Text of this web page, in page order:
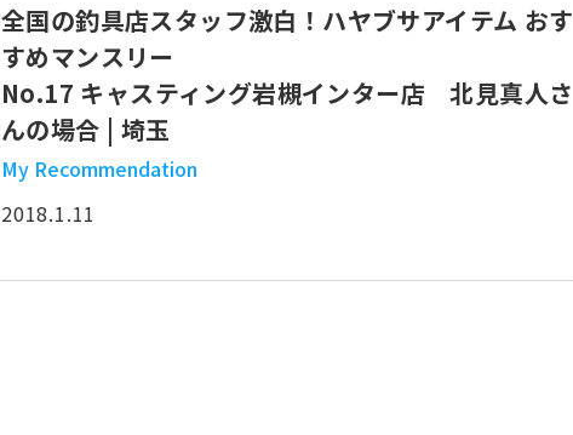
全国の釣具店スタッフ激白！ハヤブサアイテム おす
すめマンスリー
No.17 キャスティング岩槻インター店 北見真人さ
んの場合 | 埼玉
My Recommendation
2018.1.11